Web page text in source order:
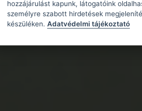
hozzájárulást kapunk, látogatóink
személyre szabott hirdetések
készüléken. Adatvédelmi tájékoztató